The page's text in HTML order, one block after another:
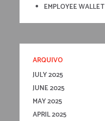
EMPLOYEE WALLET
ARQUIVO
JULY 2025
JUNE 2025
MAY 2025
APRIL 2025